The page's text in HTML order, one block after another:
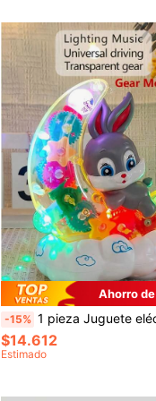
Ahorro
-15% 1 pieza Juguete eléctrico con luz y música, juguete de engranaje transparente con iluminación, juguete de gateo para educación temprana de infantes, juguete universal para caminar de niños pequeños,
$14.612
Estimado